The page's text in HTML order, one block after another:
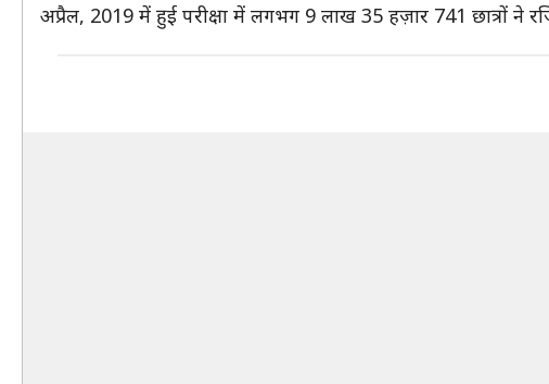
अप्रैल, 2019 में हुई परीक्षा में लगभग 9 लाख 35 हज़ार 741 छात्रों ने